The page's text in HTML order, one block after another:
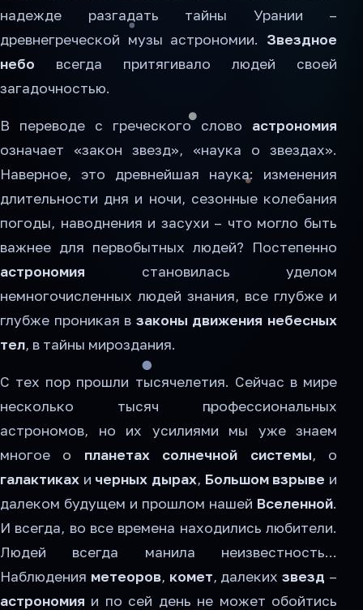
надежде разгадать тайны Урании –
древнегреческой музы астрономии. Звездное
небо всегда притягивало людей своей
загадочностью.
В переводе с греческого слово астрономия
означает «закон звезд», «наука о звездах».
Наверное, это древнейшая наука: изменения
длительности дня и ночи, сезонные колебания
погоды, наводнения и засухи – что могло быть
важнее для первобытных людей? Постепенно
астрономия становилась уделом
немногочисленных людей знания, все глубже и
глубже проникая в законы движения небесных
тел, в тайны мироздания.
С тех пор прошли тысячелетия. Сейчас в мире
несколько тысяч профессиональных
астрономов, но их усилиями мы уже знаем
многое о планетах солнечной системы, о
галактиках и черных дырах, Большом взрыве и
далеком будущем и прошлом нашей Вселенной.
И всегда, во все времена находились любители.
Людей всегда манила неизвестность...
Наблюдения метеоров, комет, далекихзвезд –
астрономия и по сей день не может обойтись